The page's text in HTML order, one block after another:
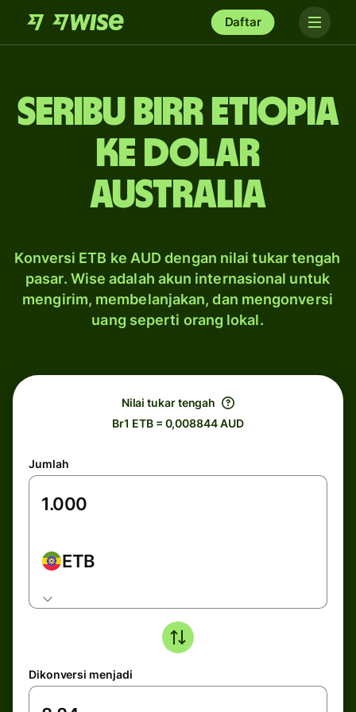
Daftar
seribu birr Etiopia
ke dolar
Australia
Konversi ETB ke AUD dengan nilai tukar tengah
pasar. Wise adalah akun internasional untuk
mengirim, membelanjakan, dan mengonversi
uang seperti orang lokal.
Nilai tukar tengah
Br1 ETB = 0,008844 AUD
Jumlah
ETB
Dikonversi menjadi